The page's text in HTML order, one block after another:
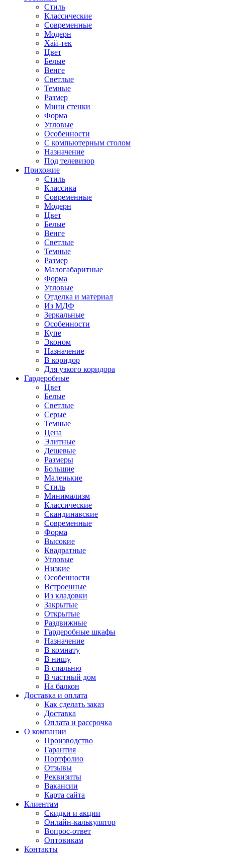
Стиль
Классические
Современные
Модерн
Хай-тек
Цвет
Белые
Венге
Светлые
Темные
Размер
Мини стенки
Форма
Угловые
Особенности
С компьютерным столом
Назначение
Под телевизор
Прихожие
Стиль
Классика
Современные
Модерн
Цвет
Белые
Венге
Светлые
Темные
Размер
Малогабаритные
Форма
Угловые
Отделка и материал
Из МДФ
Зеркальные
Особенности
Купе
Эконом
Назначение
В коридор
Для узкого коридора
Гардеробные
Цвет
Белые
Светлые
Серые
Темные
Цена
Элитные
Дешевые
Размеры
Большие
Маленькие
Стиль
Минимализм
Классические
Скандинавские
Современные
Форма
Высокие
Квадратные
Угловые
Низкие
Особенности
Встроенные
Из кладовки
Закрытые
Открытые
Раздвижные
Гардеробные шкафы
Назначение
В комнату
В нишу
В спальню
В частный дом
На балкон
Доставка и оплата
Как сделать заказ
Доставка
Оплата и рассрочка
О компании
Производство
Гарантия
Портфолио
Отзывы
Реквизиты
Вакансии
Карта сайта
Клиентам
Скидки и акции
Онлайн-калькулятор
Вопрос-ответ
Оптовикам
Контакты